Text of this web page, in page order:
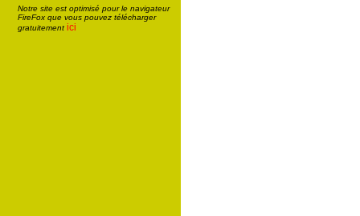
Notre site est optimisé pour le navigateur
FireFox que vous pouvez télécharger
gratuitement ici